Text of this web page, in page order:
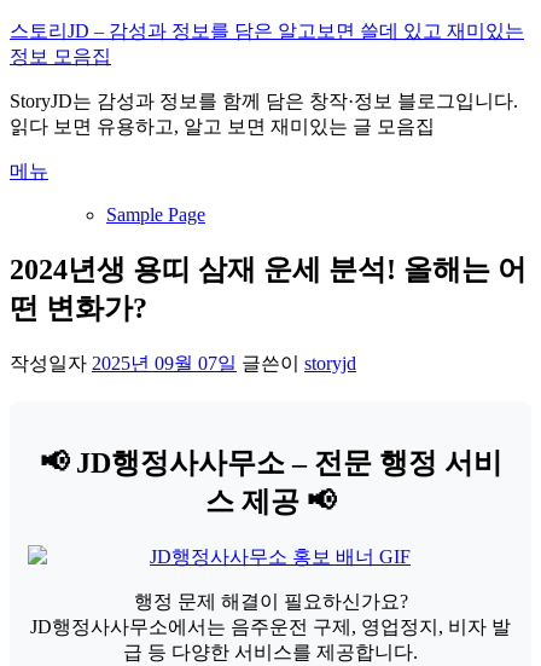
내
용
로
바
가
스토리JD – 감성과 정보를 담은 알고보면 쓸데 있고 재미있는
정보 모음집
StoryJD는 감성과 정보를 함께 담은 창작·정보 블로그입니다.
읽다 보면 유용하고, 알고 보면 재미있는 글 모음집
메뉴
Sample Page
2024년생 용띠 삼재 운세 분석! 올해는 어
떤 변화가?
작성일자 2025년 09월 07일 글쓴이 storyjd
📢 JD행정사사무소 – 전문 행정 서비
스 제공 📢
행정 문제 해결이 필요하신가요?
JD행정사사무소에서는 음주운전 구제, 영업정지, 비자 발
급 등 다양한 서비스를 제공합니다.